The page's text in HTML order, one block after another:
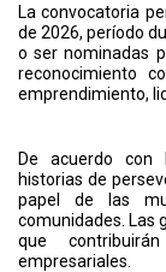
La convocatoria
de 2026, período
o ser nominadas
reconocimiento
emprendimiento,
De acuerdo con
historias de
papel de las
comunidades. Las
que
empresariales.